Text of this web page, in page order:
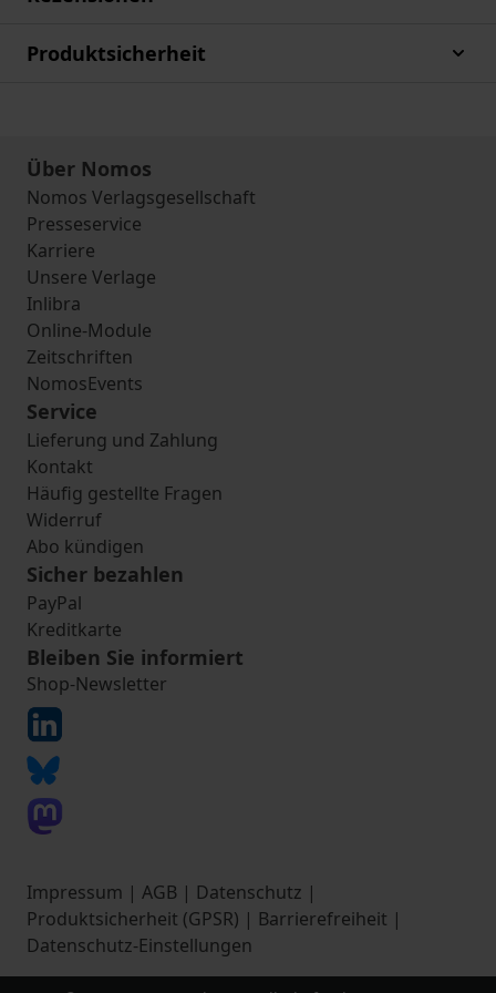
Produktsicherheit
Über Nomos
Nomos Verlagsgesellschaft
Presseservice
Karriere
Unsere Verlage
Inlibra
Online-Module
Zeitschriften
NomosEvents
Service
Lieferung und Zahlung
Kontakt
Häufig gestellte Fragen
Widerruf
Abo kündigen
Sicher bezahlen
PayPal
Kreditkarte
Bleiben Sie informiert
Shop-Newsletter
Impressum | AGB | Datenschutz |
Produktsicherheit (GPSR) | Barrierefreiheit |
Datenschutz-Einstellungen